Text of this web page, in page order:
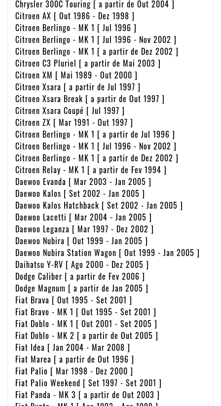
Chrysler 300C Touring [ a partir de Out 2004 ]
Citroen AX [ Out 1986 - Dez 1998 ]
Citroen Berlingo - MK 1 [ Jul 1996 ]
Citroen Berlingo - MK 1 [ Jul 1996 - Nov 2002 ]
Citroen Berlingo - MK 1 [ a partir de Dez 2002 ]
Citroen C3 Pluriel [ a partir de Mai 2003 ]
Citroen XM [ Mai 1989 - Out 2000 ]
Citroen Xsara [ a partir de Jul 1997 ]
Citroen Xsara Break [ a partir de Out 1997 ]
Citroen Xsara Coupé [ Jul 1997 ]
Citroen ZX [ Mar 1991 - Out 1997 ]
Citroen Berlingo - MK 1 [ a partir de Jul 1996 ]
Citroen Berlingo - MK 1 [ Jul 1996 - Nov 2002 ]
Citroen Berlingo - MK 1 [ a partir de Dez 2002 ]
Citroen Relay - MK 1 [ a partir de Fev 1994 ]
Daewoo Evanda [ Mar 2003 - Jan 2005 ]
Daewoo Kalos [ Set 2002 - Jan 2005 ]
Daewoo Kalos Hatchback [ Set 2002 - Jan 2005 ]
Daewoo Lacetti [ Mar 2004 - Jan 2005 ]
Daewoo Leganza [ Mar 1997 - Dez 2002 ]
Daewoo Nubira [ Out 1999 - Jan 2005 ]
Daewoo Nubira Station Wagon [ Out 1999 - Jan 2005 ]
Daihatsu Y-RV [ Ago 2000 - Dez 2005 ]
Dodge Caliber [ a partir de Fev 2006 ]
Dodge Magnum [ a partir de Jan 2005 ]
Fiat Brava [ Out 1995 - Set 2001 ]
Fiat Bravo - MK 1 [ Out 1995 - Set 2001 ]
Fiat Doblo - MK 1 [ Out 2001 - Set 2005 ]
Fiat Doblo - MK 2 [ a partir de Out 2005 ]
Fiat Idea [ Jan 2004 - Mar 2008 ]
Fiat Marea [ a partir de Out 1996 ]
Fiat Palio [ Mar 1998 - Dez 2000 ]
Fiat Palio Weekend [ Set 1997 - Set 2001 ]
Fiat Panda - MK 3 [ a partir de Out 2003 ]